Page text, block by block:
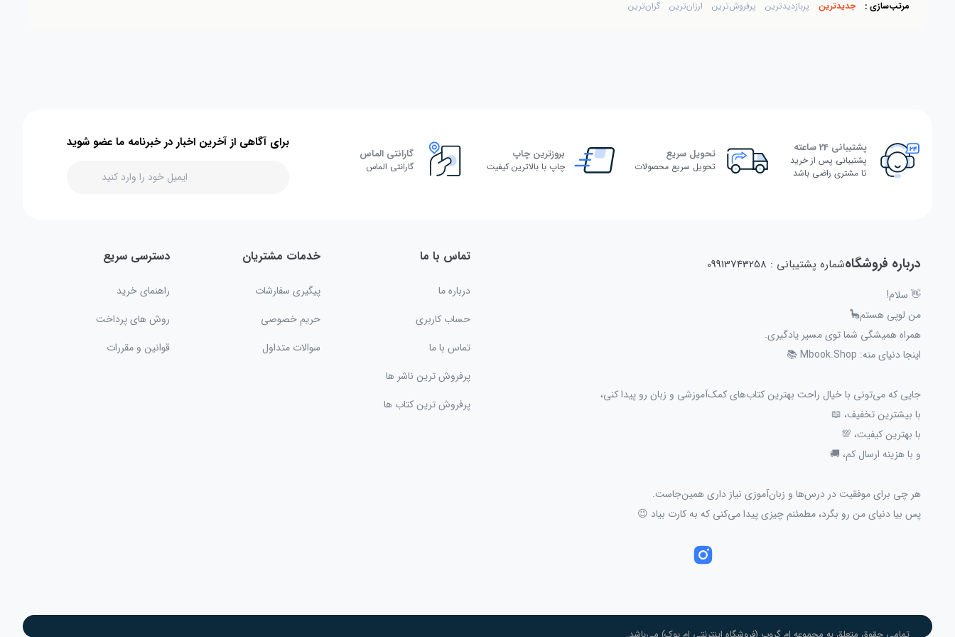
مرتب‌سازی : جدیدترین پربازدیدترین پرفروش‌ترین ارزان‌ترین گران‌ترین
پشتیبانی 24 ساعته
پشتیبانی پس از خرید
تا مشتری راضی باشد
تحویل سریع
تحویل سریع محصولات
بروزترین چاپ
چاپ با بالاترین کیفیت
گارانتی الماس
گارانتی الماس
برای آگاهی از آخرین اخبار در خبرنامه ما عضو شوید
درباره فروشگاهشماره پشتیبانی : 09913743258
👋 سلام!
من لوپی هستم🦕
همراه همیشگی شما توی مسیر یادگیری.
اینجا دنیای منه: Mbook.Shop 📚
جایی که می‌تونی با خیال راحت بهترین کتاب‌های کمک‌آموزشی و زبان رو پیدا کنی،
با بیشترین تخفیف، 📖
با بهترین کیفیت، 💯
و با هزینه ارسال کم، 🚚
هر چی برای موفقیت در درس‌ها و زبان‌آموزی نیاز داری همین‌جاست.
پس بیا دنیای من رو بگرد، مطمئنم چیزی پیدا می‌کنی که به کارت بیاد 😉
تماس با ما
درباره ما
حساب کاربری
تماس با ما
پرفروش ترین ناشر ها
پرفروش ترین کتاب ها
خدمات مشتریان
پیگیری سفارشات
حریم خصوصی
سوالات متداول
دسترسی سریع
راهنمای خرید
روش های پرداخت
قوانین و مقررات